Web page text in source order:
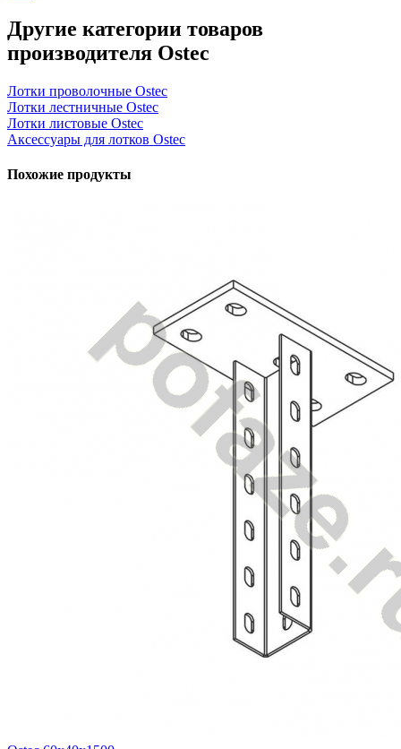
Другие категории товаров
производителя Ostec
Лотки проволочные Ostec
Лотки лестничные Ostec
Лотки листовые Ostec
Аксессуары для лотков Ostec
Похожие продукты